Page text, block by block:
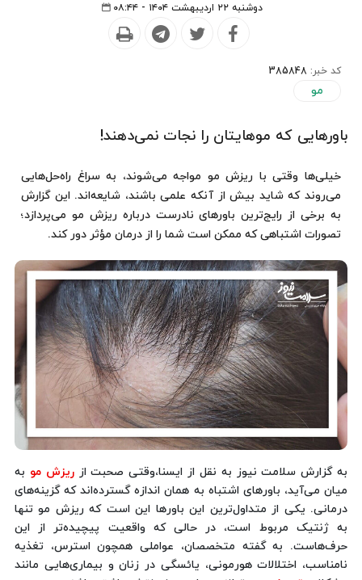
دوشنبه ۲۲ اردیبهشت ۱۴۰۴ - ۰۸:۴۴
کد خبر: 385848
مو
باورهایی که موهایتان را نجات نمی‌دهند!
خیلی‌ها وقتی با ریزش مو مواجه می‌شوند، به سراغ راه‌حل‌هایی
می‌روند که شاید بیش از آنکه علمی باشند، شایعه‌اند. این گزارش
به برخی از رایج‌ترین باورهای نادرست درباره ریزش مو می‌پردازد؛
تصورات اشتباهی که ممکن است شما را از درمان مؤثر دور کند.
به گزارش سلامت نیوز به نقل از ایسنا،وقتی صحبت ازریزش مو به
میان می‌آید، باورهای اشتباه به همان اندازه گسترده‌اند که گزینه‌های
درمانی. یکی از متداول‌ترین این باورها این است که ریزش مو تنها
به ژنتیک مربوط است، در حالی‌ که واقعیت پیچیده‌تر از این
حرف‌هاست. به گفته متخصصان، عواملی همچون استرس، تغذیه
نامناسب، اختلالات هورمونی، یائسگی در زنان و بیماری‌هایی مانند